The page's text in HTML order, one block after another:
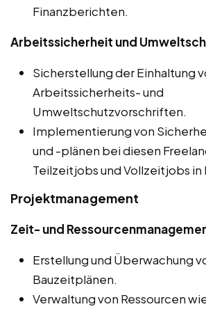
Finanzberichten.
Arbeitssicherheit und
Sicherstellung der Einhaltung
Arbeitssicherheits- und
Umweltschutzvorschriften.
Implementierung von
und -plänen bei diesen
Teilzeitjobs und Vollzeitjobs in
Projektmanagement
Zeit- und
Erstellung und Überwachung
Bauzeitplänen.
Verwaltung von Ressourcen